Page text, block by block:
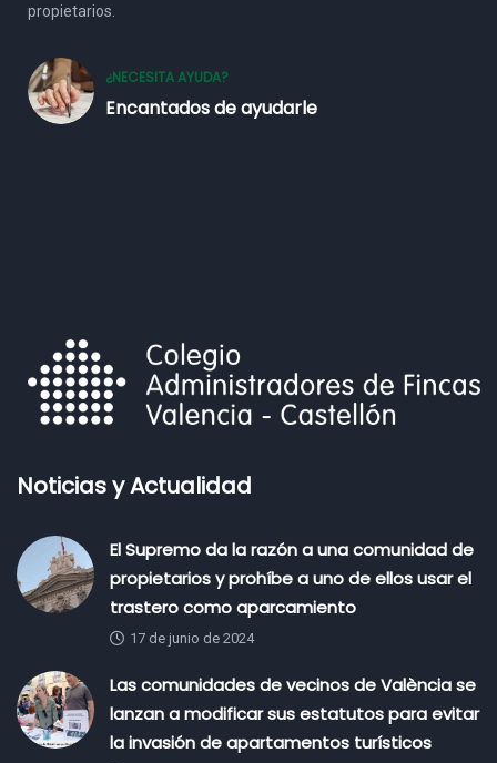
propietarios.
¿NECESITA AYUDA?
Encantados de ayudarle
Noticias y Actualidad
El Supremo da la razón a una comunidad de
propietarios y prohíbe a uno de ellos usar el
trastero como aparcamiento
17 de junio de 2024
Las comunidades de vecinos de València se
lanzan a modificar sus estatutos para evitar
la invasión de apartamentos turísticos